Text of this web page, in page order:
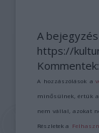
A
https://
Kommentek:
A hozzászólások a
minősülnek, értük a
nem vállal, azokat
Részletek a